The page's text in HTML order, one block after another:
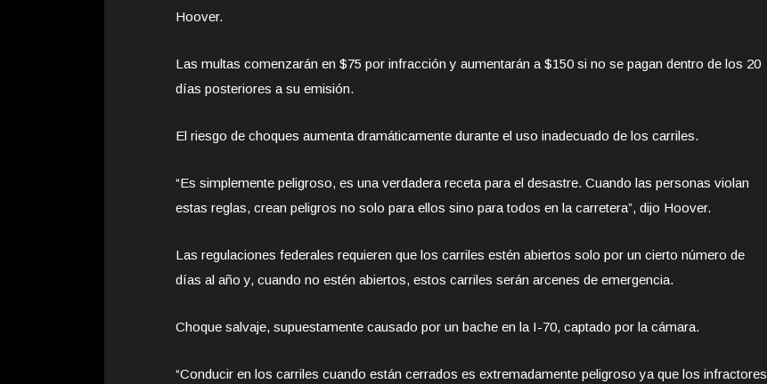
Hoover.
Las multas comenzarán en $75 por infracción y aumentarán a $150 si no se pagan dentro de los 20
días posteriores a su emisión.
El riesgo de choques aumenta dramáticamente durante el uso inadecuado de los carriles.
“Es simplemente peligroso, es una verdadera receta para el desastre. Cuando las personas violan
estas reglas, crean peligros no solo para ellos sino para todos en la carretera”, dijo Hoover.
Las regulaciones federales requieren que los carriles estén abiertos solo por un cierto número de
días al año y, cuando no estén abiertos, estos carriles serán arcenes de emergencia.
Choque salvaje, supuestamente causado por un bache en la I-70, captado por la cámara.
“Conducir en los carriles cuando están cerrados es extremadamente peligroso ya que los infractores